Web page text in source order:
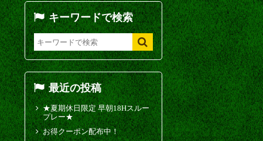
キーワードで検索
最近の投稿
★夏期休日限定 早朝18Hスルー
プレー★
お得クーポン配布中！